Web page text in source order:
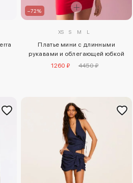
–72%
XS S M L
Платье мини с длинными
рукавами и облегающей юбкой
1260 ₽
4450 ₽